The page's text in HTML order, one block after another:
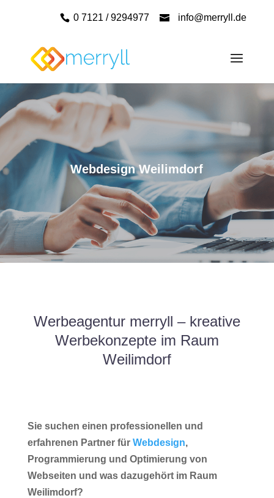
0 7121 / 9294977 info@merryll.de
Webdesign Weilimdorf
Werbeagentur merryll – kreative
Werbekonzepte im Raum
Weilimdorf
Sie suchen einen professionellen und
erfahrenen Partner für Webdesign,
Programmierung und Optimierung von
Webseiten und was dazugehört im Raum
Weilimdorf?